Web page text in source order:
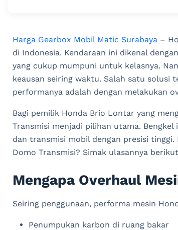
Harga Gearbox Mobil Matic Surabaya –
di Indonesia. Kendaraan ini dikenal
yang cukup mumpuni untuk kelasnya.
keausan seiring waktu. Salah satu solusi
performanya adalah dengan melakukan
Bagi pemilik Honda Brio Lontar yang
Transmisi menjadi pilihan utama.
dan transmisi mobil dengan presisi
Domo Transmisi? Simak ulasannya
Mengapa Overhaul
Seiring penggunaan, performa mesin
Penumpukan karbon di ruang bakar